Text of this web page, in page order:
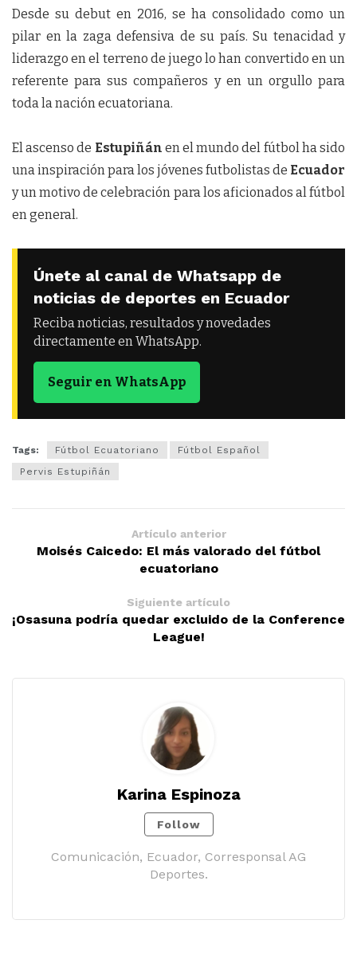
Desde su debut en 2016, se ha consolidado como un
pilar en la zaga defensiva de su país. Su tenacidad y
liderazgo en el terreno de juego lo han convertido en un
referente para sus compañeros y en un orgullo para
toda la nación ecuatoriana.
El ascenso de Estupiñán en el mundo del fútbol ha sido
una inspiración para los jóvenes futbolistas de Ecuador
y un motivo de celebración para los aficionados al fútbol
en general.
Únete al canal de Whatsapp de
noticias de deportes en Ecuador
Reciba noticias, resultados y novedades
directamente en WhatsApp.
Seguir en WhatsApp
Tags: Fútbol Ecuatoriano
Fútbol Español
Pervis Estupiñán
Artículo anterior
Moisés Caicedo: El más valorado del fútbol
ecuatoriano
Siguiente artículo
¡Osasuna podría quedar excluido de la Conference
League!
Karina Espinoza
Follow
Comunicación, Ecuador, Corresponsal AG
Deportes.